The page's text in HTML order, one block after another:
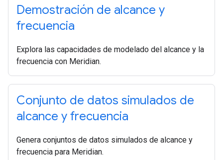
Demostración de alcance y
frecuencia
Explora las capacidades de modelado del alcance y la
frecuencia con Meridian.
Conjunto de datos simulados de
alcance y frecuencia
Genera conjuntos de datos simulados de alcance y
frecuencia para Meridian.